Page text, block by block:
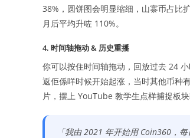
38%，圆饼图会明显缩细，山寨币占比
月后平均升咗 110%。
4. 时间轴拖动 & 历史重播
你可以按住时间轴拖动，回放过去 24
返佢係咩时候开始起涨，当时其他币种
片，摆上 YouTube 教学生点样捕捉板块
「我由 2021 年开始用 Coin360，